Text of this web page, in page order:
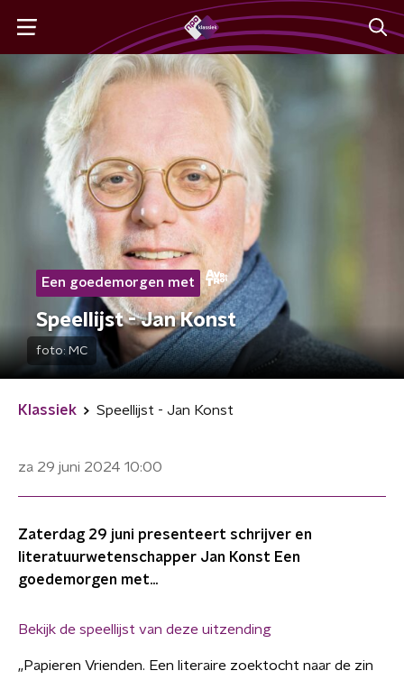
Een goedemorgen met
Speellijst - Jan Konst
foto: MC
Klassiek Speellijst - Jan Konst
za 29 juni 2024 10:00
Zaterdag 29 juni presenteert schrijver en
literatuurwetenschapper Jan Konst Een
goedemorgen met...
Bekijk de speellijst van deze uitzending
„Papieren Vrienden. Een literaire zoektocht naar de zin